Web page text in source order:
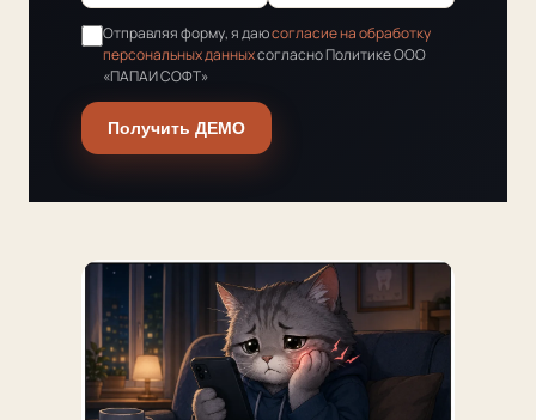
Отправляя форму, я даюсогласие на обработку
персональных данныхсогласно Политике ООО
«ПАПАИ СОФТ»
Получить ДЕМО